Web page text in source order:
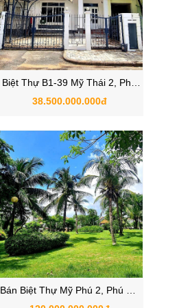
Biệt Thự B1-39 Mỹ Thái 2, Phú
Mỹ Hưng, Phường Tân Mỹ, Quận
38.500.000.000đ
Bán Biệt Thự Mỹ Phú 2, Phú Mỹ
Hưng, Quận 7